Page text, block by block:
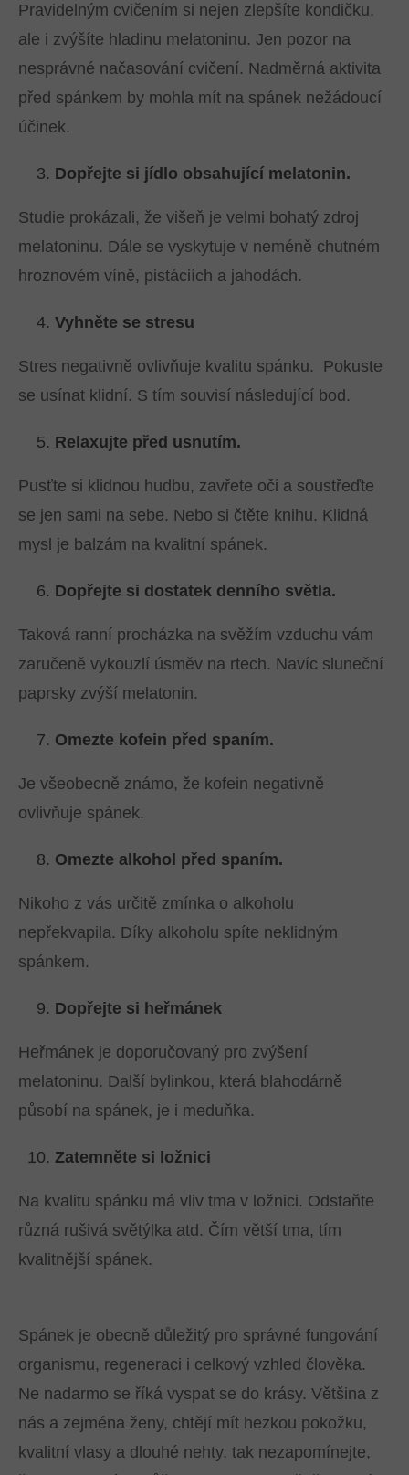
Pravidelným cvičením si nejen zlepšíte kondičku,
ale i zvýšíte hladinu melatoninu. Jen pozor na
nesprávné načasování cvičení. Nadměrná aktivita
před spánkem by mohla mít na spánek nežádoucí
účinek.
Dopřejte si jídlo obsahující melatonin.
Studie prokázali, že višeň je velmi bohatý zdroj
melatoninu. Dále se vyskytuje v neméně chutném
hroznovém víně, pistáciích a jahodách.
Vyhněte se stresu
Stres negativně ovlivňuje kvalitu spánku. Pokuste
se usínat klidní. S tím souvisí následující bod.
Relaxujte před usnutím.
Pusťte si klidnou hudbu, zavřete oči a soustřeďte
se jen sami na sebe. Nebo si čtěte knihu. Klidná
mysl je balzám na kvalitní spánek.
Dopřejte si dostatek denního světla.
Taková ranní procházka na svěžím vzduchu vám
zaručeně vykouzlí úsměv na rtech. Navíc sluneční
paprsky zvýší melatonin.
Omezte kofein před spaním.
Je všeobecně známo, že kofein negativně
ovlivňuje spánek.
Omezte alkohol před spaním.
Nikoho z vás určitě zmínka o alkoholu
nepřekvapila. Díky alkoholu spíte neklidným
spánkem.
Dopřejte si heřmánek
Heřmánek je doporučovaný pro zvýšení
melatoninu. Další bylinkou, která blahodárně
působí na spánek, je i meduňka.
Zatemněte si ložnici
Na kvalitu spánku má vliv tma v ložnici. Odstaňte
různá rušivá světýlka atd. Čím větší tma, tím
kvalitnější spánek.
Spánek je obecně důležitý pro správné fungování
organismu, regeneraci i celkový vzhled člověka.
Ne nadarmo se říká vyspat se do krásy. Většina z
nás a zejména ženy, chtějí mít hezkou pokožku,
kvalitní vlasy a dlouhé nehty, tak nezapomínejte,